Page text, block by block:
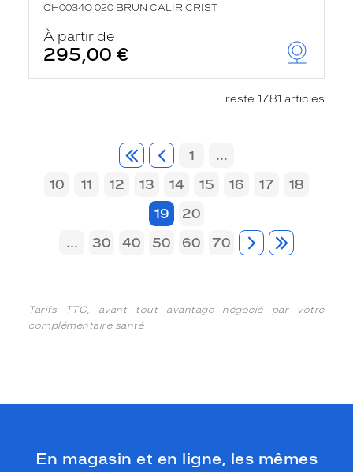
CH0034O 020 BRUN CALIR CRIST
À partir de
295,00 €
reste 1781 articles
1
...
10
11 12 13 14 15 16 17
18
19
20
...
30 40 50 60 70
Tarifs TTC, avant tout avantage négocié par votre
complémentaire santé
En magasin et en ligne, les mêmes